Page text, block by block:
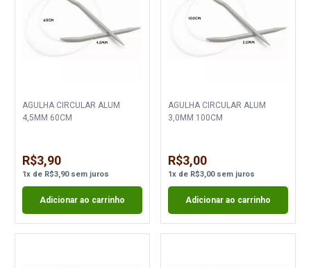
AGULHA CIRCULAR ALUM
4,5MM 60CM
R$3,90
1x de R$3,90sem juros
Adicionar ao carrinho
AGULHA CIRCULAR ALUM
3,0MM 100CM
R$3,00
1xde R$3,00sem juros
Adicionar ao carrinho